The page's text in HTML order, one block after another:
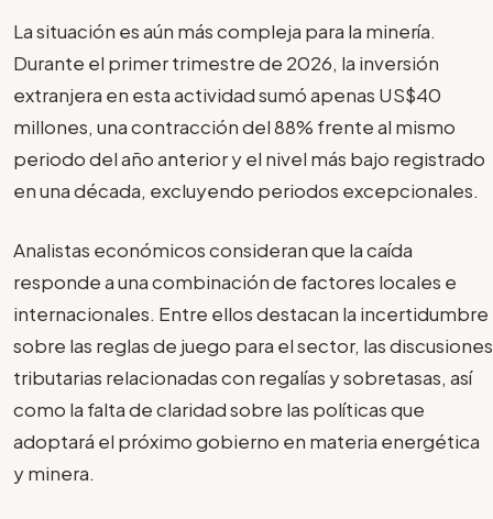
La situación es aún más compleja para la minería.
Durante el primer trimestre de 2026, la inversión
extranjera en esta actividad sumó apenas US$40
millones, una contracción del 88% frente al mismo
periodo del año anterior y el nivel más bajo registrado
en una década, excluyendo periodos excepcionales.
Analistas económicos consideran que la caída
responde a una combinación de factores locales e
internacionales. Entre ellos destacan la incertidumbre
sobre las reglas de juego para el sector, las discusiones
tributarias relacionadas con regalías y sobretasas, así
como la falta de claridad sobre las políticas que
adoptará el próximo gobierno en materia energética
y minera.